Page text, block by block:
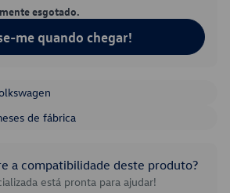
esgotado.
me quando chegar!
de fábrica
a compatibilidade deste produto?
está pronta para ajudar!